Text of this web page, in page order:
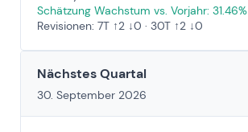
Schätzung Wachstum vs. Vorjahr: 31.46%
Revisionen: 7T ↑2 ↓0 · 30T ↑2 ↓0
Nächstes Quartal
30. September 2026